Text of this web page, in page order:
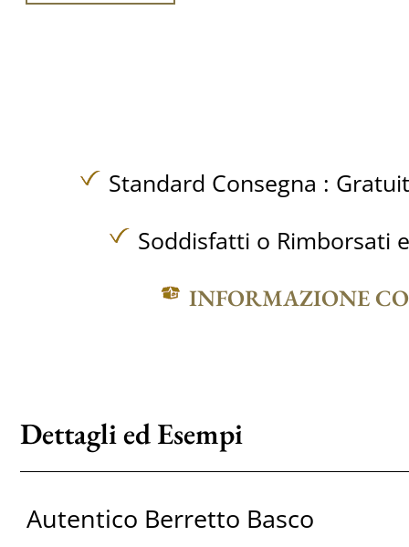
Standard Consegna :
Soddisfatti o Rimborsati
INFORMAZIONE
Dettagli ed Esempi
Autentico Berretto Basco